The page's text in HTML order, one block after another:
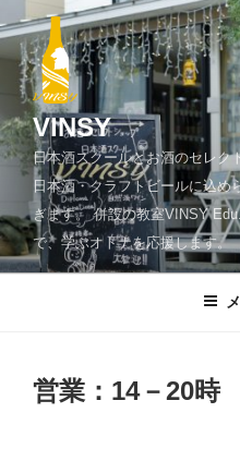
ン
ツ
へ
ッ
プ
VINSY
日本酒スクールとお酒のセレク
日本酒・クラフトビールに込
ぎます。 併設の教室VINSY
で、学ぶオトナを応援します。
営業：14－20時